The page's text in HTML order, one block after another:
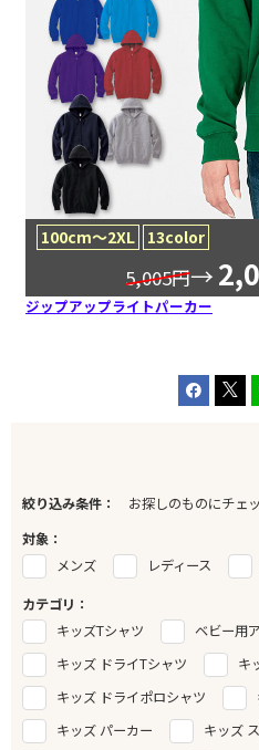
100cm〜2XL 13color
5,005円→
ジップアップライトパーカー
絞り込み条件：
お探しのものにチェ
対象：
メンズ
レディース
カテゴリ：
キッズTシャツ
ベビー用
キッズ ドライTシャツ
キ
キッズ ドライポロシャツ
キッズ パーカー
キッズ